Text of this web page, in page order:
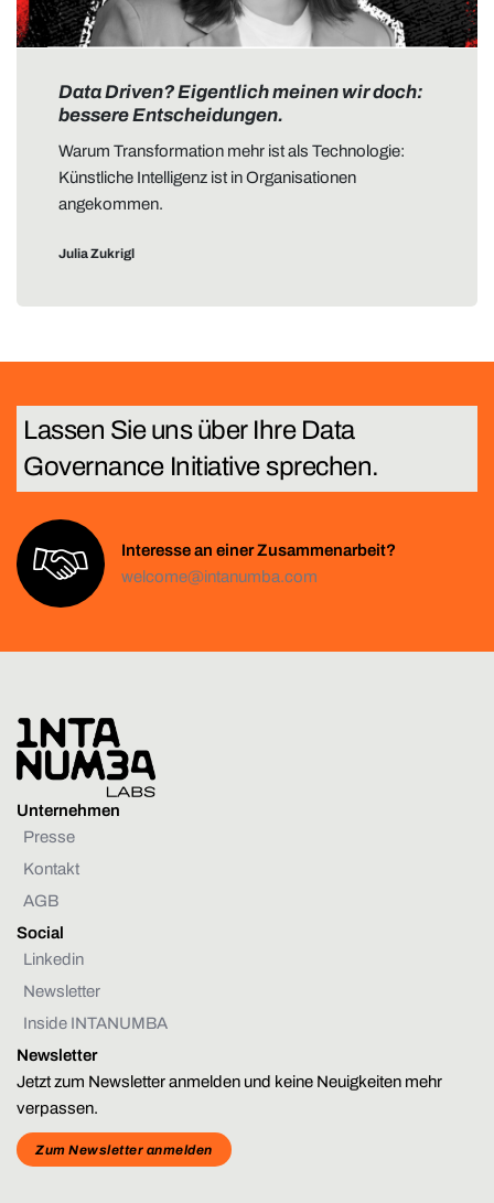
Data Driven? Eigentlich meinen wir doch:
bessere Entscheidungen.
Warum Transformation mehr ist als Technologie:
Künstliche Intelligenz ist in Organisationen
angekommen.
Julia Zukrigl
Lassen Sie uns über Ihre Tech
Interesse an einer Zusammenarbeit?
welcome@intanumba.com
Unternehmen
Presse
Kontakt
AGB
Social
Linkedin
Newsletter
Inside INTANUMBA
Newsletter
Jetzt zum Newsletter anmelden und keine Neuigkeiten mehr
verpassen.
Zum Newsletter anmelden